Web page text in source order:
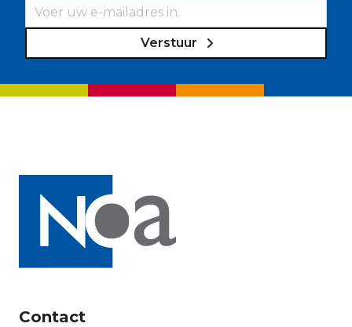
Verstuur
Contact